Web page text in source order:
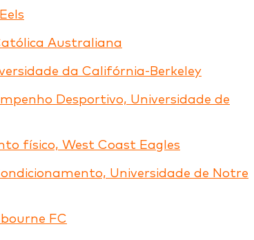
Australiana
da Califórnia-Berkeley
Desportivo, Universidade de
físico, West Coast Eagles
Universidade de Notre
FC